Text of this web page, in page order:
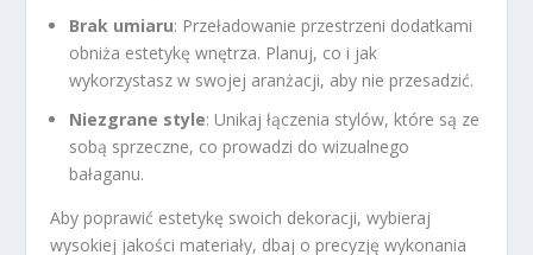
Brak umiaru: Przeładowanie przestrzeni dodatkami
obniża estetykę wnętrza. Planuj, co i jak
wykorzystasz w swojej aranżacji, aby nie przesadzić.
Niezgrane style: Unikaj łączenia stylów, które są ze
sobą sprzeczne, co prowadzi do wizualnego
bałaganu.
Aby poprawić estetykę swoich dekoracji, wybieraj
wysokiej jakości materiały, dbaj o precyzję wykonania